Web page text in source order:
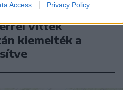
Access Privacy Policy
vitték
kiemelték a